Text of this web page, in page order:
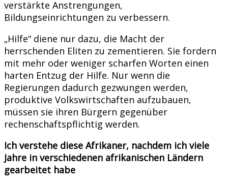
verstärkte Anstrengungen,
Bildungseinrichtungen zu verbessern.
„Hilfe“ diene nur dazu, die Macht der
herrschenden Eliten zu zementieren. Sie fordern
mit mehr oder weniger scharfen Worten einen
harten Entzug der Hilfe. Nur wenn die
Regierungen dadurch gezwungen werden,
produktive Volkswirtschaften aufzubauen,
müssen sie ihren Bürgern gegenüber
rechenschaftspflichtig werden.
Ich verstehe diese Afrikaner, nachdem ich viele
Jahre in verschiedenen afrikanischen Ländern
gearbeitet habe